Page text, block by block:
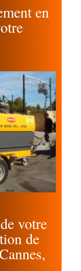
en
votre
de